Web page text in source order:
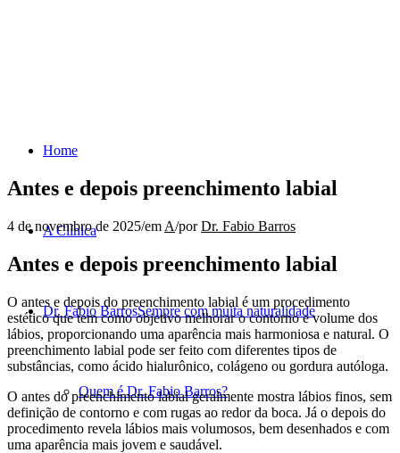
Home
A Clínica
Dr. Fabio BarrosSempre com muita naturalidade
Quem é Dr. Fabio Barros?
Antes e depois preenchimento labial
4 de novembro de 2025/em A/porDr. Fabio Barros
Antes e depois preenchimento labial
O antes e depois do preenchimento labial é um procedimento
estético que tem como objetivo melhorar o contorno e volume dos
lábios, proporcionando uma aparência mais harmoniosa e natural. O
preenchimento labial pode ser feito com diferentes tipos de
substâncias, como ácido hialurônico, colágeno ou gordura autóloga.
O antes do preenchimento labial geralmente mostra lábios finos, sem
definição de contorno e com rugas ao redor da boca. Já o depois do
procedimento revela lábios mais volumosos, bem desenhados e com
uma aparência mais jovem e saudável.